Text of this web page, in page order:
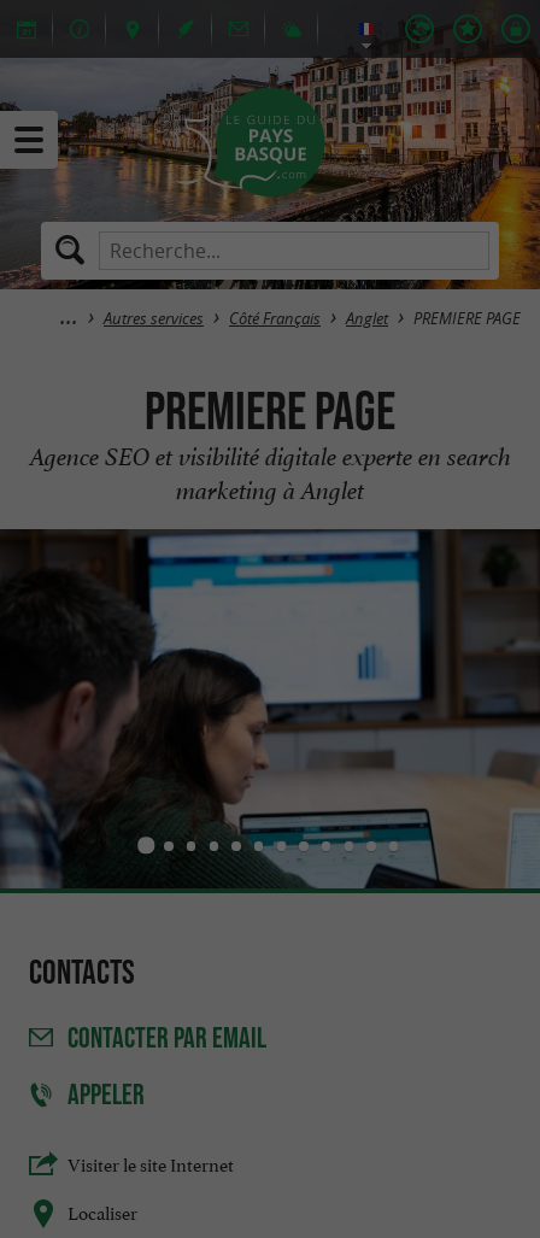
Autres services Côté Français Anglet PREMIERE PAGE
PREMIERE PAGE
Agence SEO et visibilité digitale experte en search
marketing à Anglet
Contacts
CONTACTER PAR EMAIL
APPELER
Visiter le site Internet
Localiser